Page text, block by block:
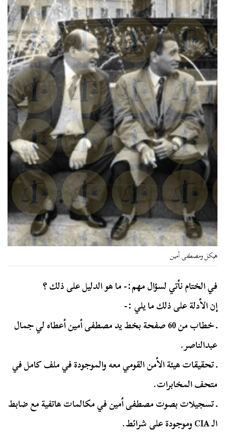
هيكل ومصطفى أمين
في الختام نأتي لسؤال مهم:- ما هو الدليل على ذلك ؟
إن الأدلة على ذلك ما يلي :-
ـ خطاب من 60 صفحة بخط يد مصطفى أمين أعطاه لي جمال
عبدالناصر.
ـ تحقيقات هيئة الأمن القومي معه والموجودة في ملف كامل في
متحف المخابرات.
ـ تسجيلات بصوت مصطفى أمين في مكالمات هاتفية مع ضابط
الـ CIA وموجودة على شرائط.